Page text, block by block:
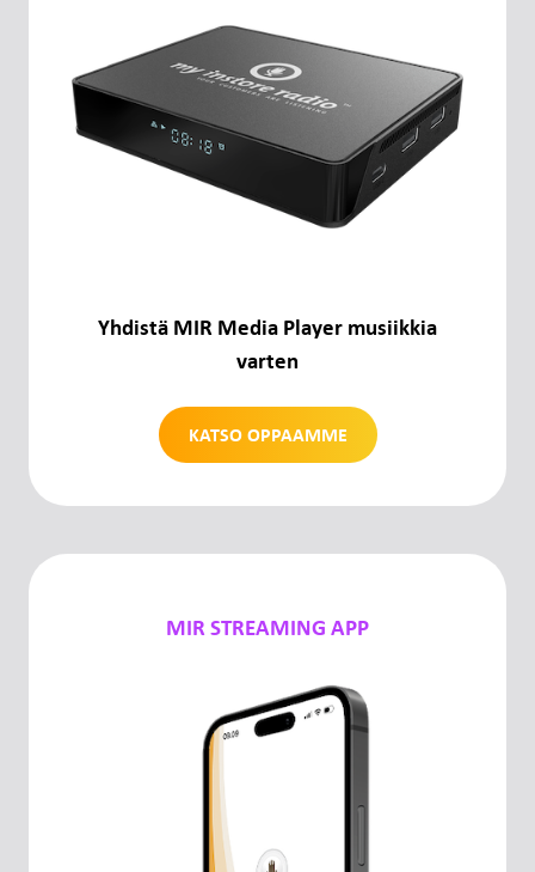
Tuki
Kirjaudu sisään
Yhdistä MIR Media Player musiikkia
varten
KATSO OPPAAMME
MIR STREAMING APP